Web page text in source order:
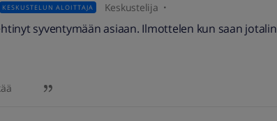
KESKUSTELUN ALOITTAJA Keskustelija
syventymään asiaan. Ilmottelen kun saan